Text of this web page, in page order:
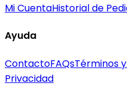
Mi CuentaHistorial de
Ayuda
ContactoFAQsTérminos
Privacidad